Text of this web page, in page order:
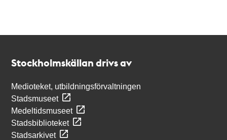
Stockholmskällan drivs av
Medioteket, utbildningsförvaltningen
Stadsmuseet
Medeltidsmuseet
Stadsbiblioteket
Stadsarkivet